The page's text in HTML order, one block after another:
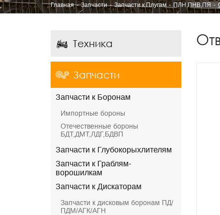
Главная Запчасти Запчасти к Плугам ПЛН,ПНВ,ПЯ
Техника
Запчасти
Запчасти к Боронам
Импортные бороны
Отечественные бороны
БДТ,ДМТ,ЛДГ,БДВП
Запчасти к Глубокорыхлителям
Запчасти к Граблям-
ворошилкам
Запчасти к Дискаторам
Запчасти к дисковым боронам ПД/
ПДМ/АГК/АГН